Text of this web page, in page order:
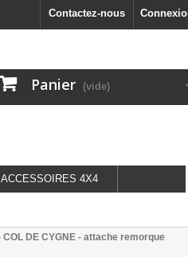
Contactez-nous
Panier (vide)
ACCESSOIRES 4X4
COL DE CYGNE - attache remorque